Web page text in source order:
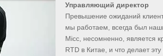
Управляющий директор
Превышение ожиданий
мы работаем, всегда был
Micc, несомненно, является
RTD в Китае, и что делает